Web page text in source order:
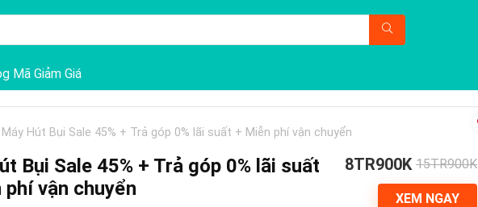
Mã Giảm Giá
Máy Hút Bụi Sale 45% + Trả góp 0% lãi suất + Miễn phí vận chuyển
Bụi Sale 45% + Trả góp 0% lãi suất
phí vận chuyển
8TR900K 15TR900K
XEM NGAY